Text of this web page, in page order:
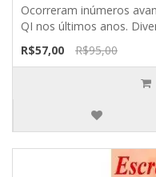
Ocorreram inúmeros
QI nos últimos anos.
R$57,00
R$95,00